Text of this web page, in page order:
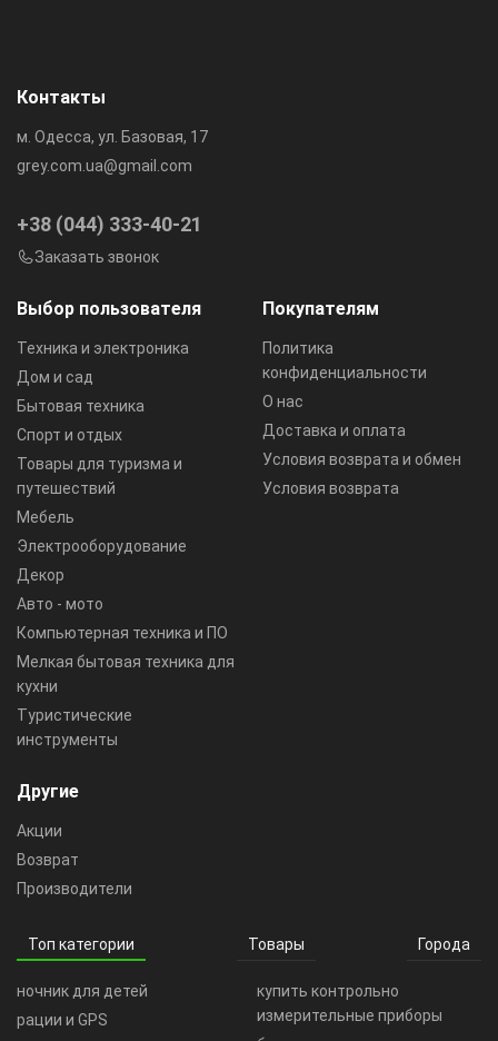
Выбор пользователя
Техника и электроника
Дом и сад
Бытовая техника
Спорт и отдых
Товары для туризма и
путешествий
Мебель
Электрооборудование
Декор
Авто - мото
Компьютерная техника и ПО
Мелкая бытовая техника для
кухни
Туристические
инструменты
Покупателям
Политика
конфиденциальности
О нас
Доставка и оплата
Условия возврата и обмен
Условия возврата
Другие
Акции
Возврат
Производители
Контакты
м. Одесса, ул. Базовая, 17
grey.com.ua@gmail.com
+38 (044) 333-40-21
Заказать звонок
Топ категории Товары Города
ночник для детей
рации и GPS
купить контрольно
измерительные приборы